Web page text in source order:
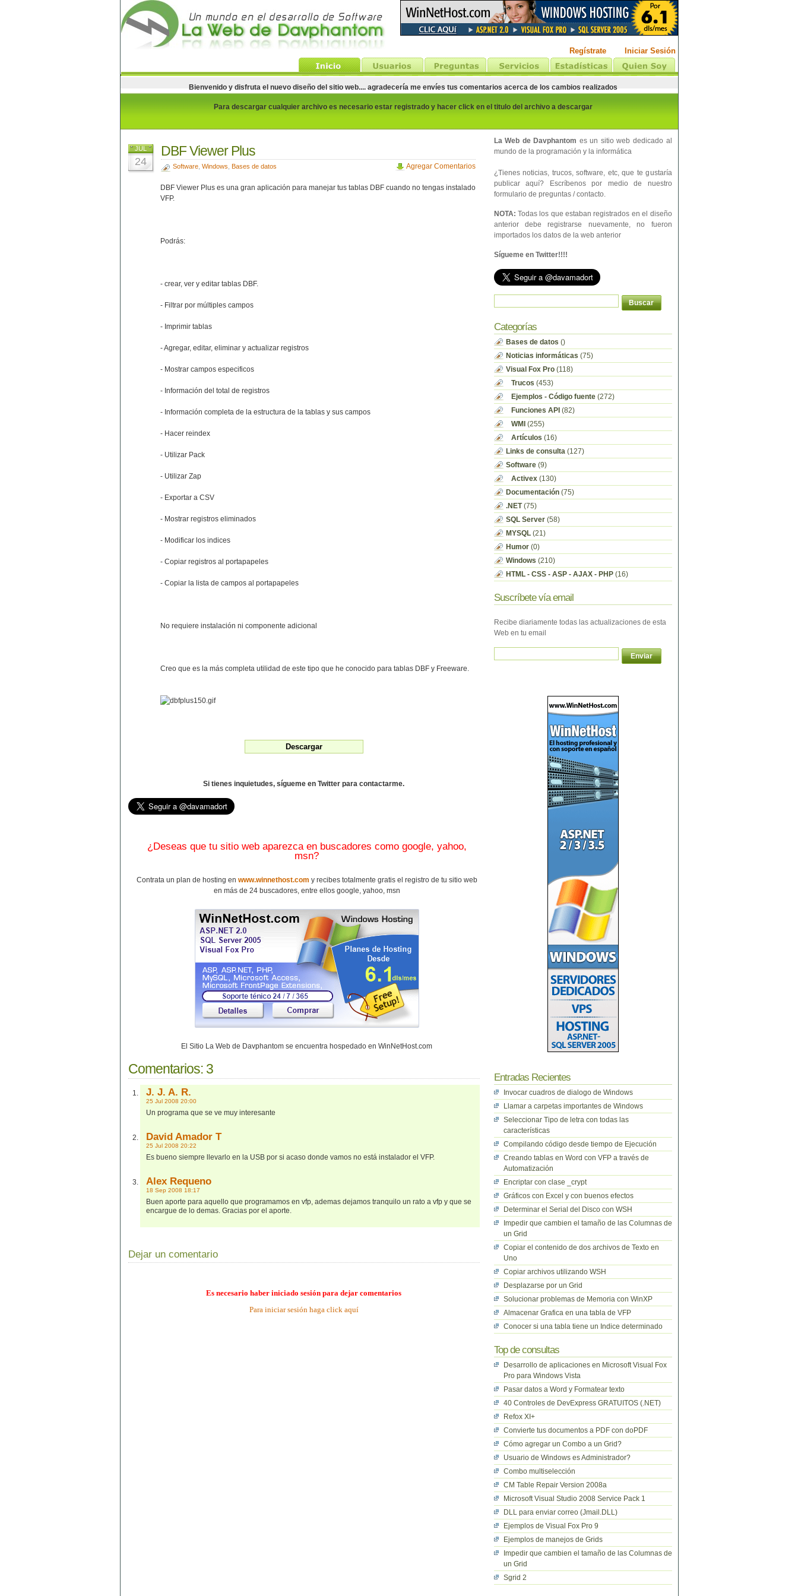
Regístrate Iniciar Sesión
Bienvenido y disfruta el nuevo diseño del sitio web.... agradecería me envíes tus comentarios acerca de los cambios realizados
Para descargar cualquier archivo es necesario estar registrado y hacer click en el titulo del archivo a descargar
JUL
24
DBF Viewer Plus
Software, Windows Bases de datos Agregar Comentarios
DBF Viewer Plus es una gran aplicación para manejar tus tablas DBF cuando no tengas instalado
VFP.
Podrás:
- crear, ver y editar tablas DBF.
- Filtrar por múltiples campos
- Imprimir tablas
- Agregar, editar, eliminar y actualizar registros
- Mostrar campos especificos
- Información del total de registros
- Información completa de la estructura de la tablas y sus campos
- Hacer reindex
- Utilizar Pack
- Utilizar Zap
- Exportar a CSV
- Mostrar registros eliminados
- Modificar los indices
- Copiar registros al portapapeles
- Copiar la lista de campos al portapapeles
No requiere instalación ni componente adicional
Creo que es la más completa utilidad de este tipo que he conocido para tablas DBF y Freeware.
Si tienes inquietudes, sígueme en Twitter para contactarme.
¿Deseas que tu sitio web aparezca en buscadores como google, yahoo,
msn?
Contrata un plan de hosting en www.winnethost.com y recibes totalmente gratis el registro de tu sitio web
en más de 24 buscadores, entre ellos google, yahoo, msn
El Sitio La Web de Davphantom se encuentra hospedado en WinNetHost.com
Comentarios:3
J. J. A. R.
25 Jul 2008 20:00
Un programa que se ve muy interesante
David Amador T
25 Jul 2008 20:22
Es bueno siempre llevarlo en la USB por si acaso donde vamos no está instalador el VFP.
Alex Requeno
18 Sep 2008 18:17
Buen aporte para aquello que programamos en vfp, ademas dejamos tranquilo un rato a vfp y que se
encargue de lo demas. Gracias por el aporte.
Dejar un comentario
Es necesario haber iniciado sesión para dejar comentarios
Para iniciar sesión haga click aquí
La Web de Davphantom es un sitio web dedicado al
mundo de la programación y la informática
¿Tienes noticias, trucos, software, etc, que te gustaría
publicar aquí? Escríbenos por medio de nuestro
formulario de preguntas / contacto.
NOTA: Todas los que estaban registrados en el diseño
anterior debe registrarse nuevamente, no fueron
importados los datos de la web anterior
Sígueme en Twitter!!!!
Categorías
Bases de datos ()
Noticias informáticas (75)
Visual Fox Pro(118)
Trucos (453)
Ejemplos - Código fuente(272)
Funciones API (82)
WMI (255)
Artículos (16)
Links de consulta(127)
Software(9)
Activex(130)
Documentación(75)
.NET(75)
SQL Server(58)
MYSQL(21)
Humor(0)
Windows (210)
HTML - CSS - ASP - AJAX - PHP(16)
Suscríbete vía email
Recibe diariamente todas las actualizaciones de esta
Web en tu email
Entradas Recientes
Invocar cuadros de dialogo de Windows
Llamar a carpetas importantes de Windows
Seleccionar Tipo de letra con todas las
características
Compilando código desde tiempo de Ejecución
Creando tablas en Word con VFP a través de
Automatización
Encriptar con clase _crypt
Gráficos con Excel y con buenos efectos
Determinar el Serial del Disco con WSH
Impedir que cambien el tamaño de las Columnas de
un Grid
Copiar el contenido de dos archivos de Texto en
Uno
Copiar archivos utilizando WSH
Desplazarse por un Grid
Solucionar problemas de Memoria con WinXP
Almacenar Grafica en una tabla de VFP
Conocer si una tabla tiene un Indice determinado
Top de consultas
Desarrollo de aplicaciones en Microsoft Visual Fox
Pro para Windows Vista
Pasar datos a Word y Formatear texto
40 Controles de DevExpress GRATUITOS (.NET)
Refox XI+
Convierte tus documentos a PDF con doPDF
Cómo agregar un Combo a un Grid?
Usuario de Windows es Administrador?
Combo multiselección
CM Table Repair Version 2008a
Microsoft Visual Studio 2008 Service Pack 1
DLL para enviar correo (Jmail.DLL)
Ejemplos de Visual Fox Pro 9
Ejemplos de manejos de Grids
Impedir que cambien el tamaño de las Columnas de
un Grid
Sgrid 2